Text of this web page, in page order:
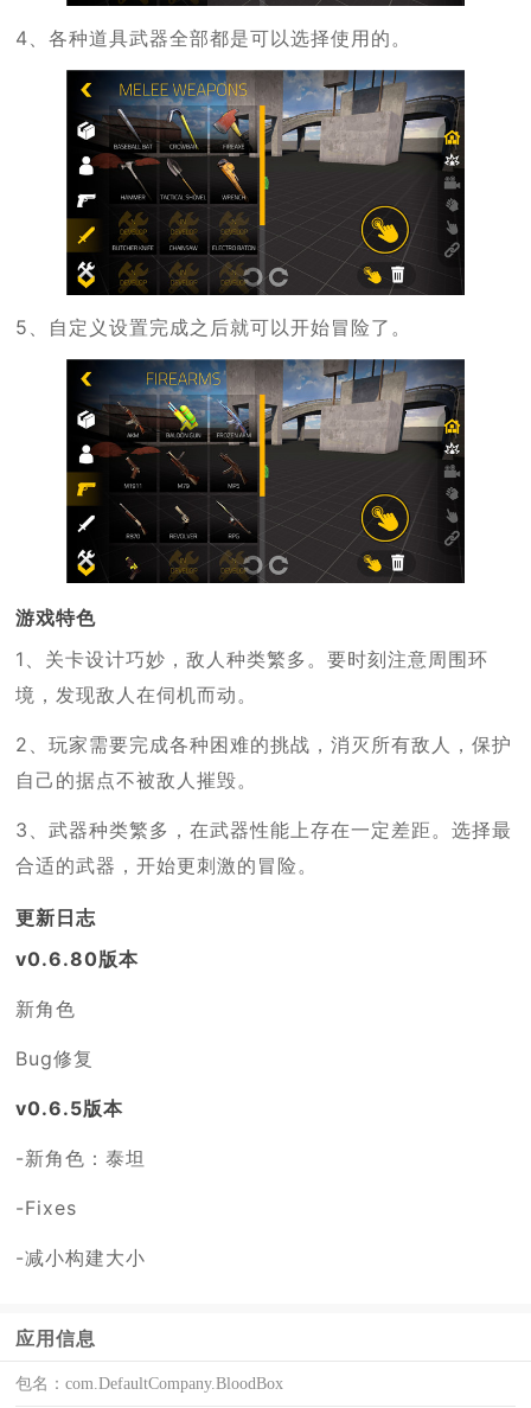
4、各种道具武器全部都是可以选择使用的。
5、自定义设置完成之后就可以开始冒险了。
游戏特色
1、关卡设计巧妙，敌人种类繁多。要时刻注意周围环
境，发现敌人在伺机而动。
2、玩家需要完成各种困难的挑战，消灭所有敌人，保护
自己的据点不被敌人摧毁。
3、武器种类繁多，在武器性能上存在一定差距。选择最
合适的武器，开始更刺激的冒险。
更新日志
v0.6.80版本
新角色
Bug修复
v0.6.5版本
-新角色：泰坦
-Fixes
-减小构建大小
应用信息
包名：com.DefaultCompany.BloodBox